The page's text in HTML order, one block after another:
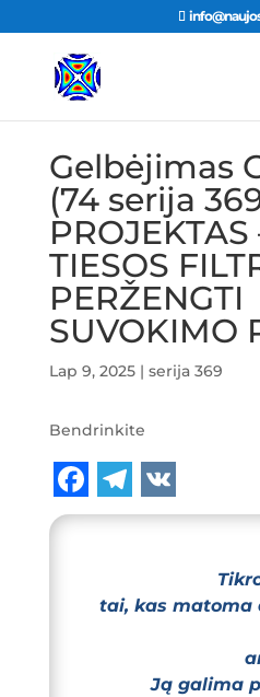
Gelbėjimas
(74 serija
PROJEKTAS
TIESOS
PERŽENGTI
SUVOKIMO
Lap 9, 2025| serija 369
Bendrinkite
F T
e
V
tai, kas matoma
Ją galima